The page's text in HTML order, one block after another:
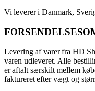
Vi leverer i Danmark,
Levering af varer fra HD
varen udleveret. Alle
er aftalt særskilt mellem
faktureret efter vægt og